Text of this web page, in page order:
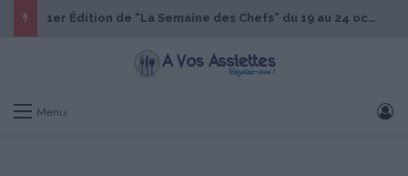
1er Édition de “La Semaine des Chefs” du 19 au 24 octobre 2026
Menu